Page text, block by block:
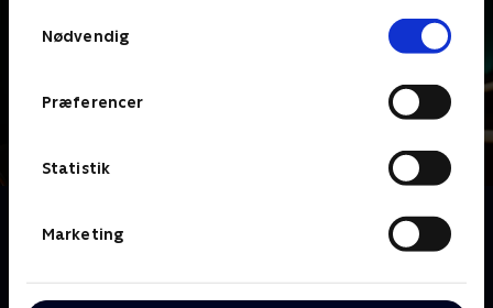
Nødvendig
Præferencer
Statistik
Marketing
Sanserne bliver testet på alle tænkelige og
Danmarks mest sanselige quizshow. Her skal kendte